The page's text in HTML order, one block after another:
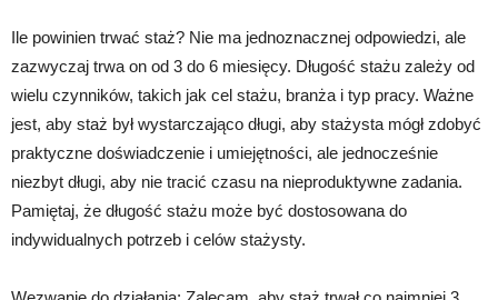
Ile powinien trwać staż? Nie ma jednoznacznej odpowiedzi, ale
zazwyczaj trwa on od 3 do 6 miesięcy. Długość stażu zależy od
wielu czynników, takich jak cel stażu, branża i typ pracy. Ważne
jest, aby staż był wystarczająco długi, aby stażysta mógł zdobyć
praktyczne doświadczenie i umiejętności, ale jednocześnie
niezbyt długi, aby nie tracić czasu na nieproduktywne zadania.
Pamiętaj, że długość stażu może być dostosowana do
indywidualnych potrzeb i celów stażysty.